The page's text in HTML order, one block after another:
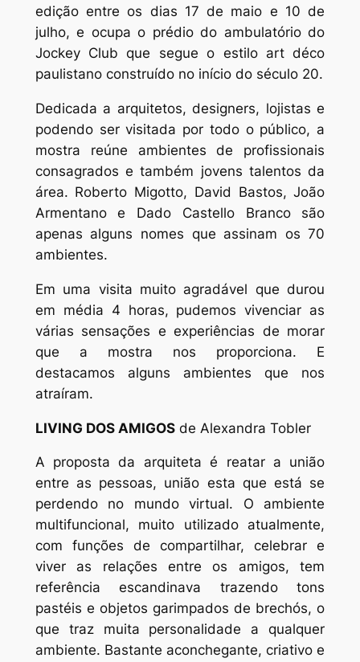
edição entre os dias 17 de maio e 10 de
julho, e ocupa o prédio do ambulatório do
Jockey Club que segue o estilo art déco
paulistano construído no início do século 20.
Dedicada a arquitetos, designers, lojistas e
podendo ser visitada por todo o público, a
mostra reúne ambientes de profissionais
consagrados e também jovens talentos da
área. Roberto Migotto, David Bastos, João
Armentano e Dado Castello Branco são
apenas alguns nomes que assinam os 70
ambientes.
Em uma visita muito agradável que durou
em média 4 horas, pudemos vivenciar as
várias sensações e experiências de morar
que a mostra nos proporciona. E
destacamos alguns ambientes que nos
atraíram.
LIVING DOS AMIGOSde Alexandra Tobler
A proposta da arquiteta é reatar a união
entre as pessoas, união esta que está se
perdendo no mundo virtual. O ambiente
multifuncional, muito utilizado atualmente,
com funções de compartilhar, celebrar e
viver as relações entre os amigos, tem
referência escandinava trazendo tons
pastéis e objetos garimpados de brechós, o
que traz muita personalidade a qualquer
ambiente. Bastante aconchegante, criativo e